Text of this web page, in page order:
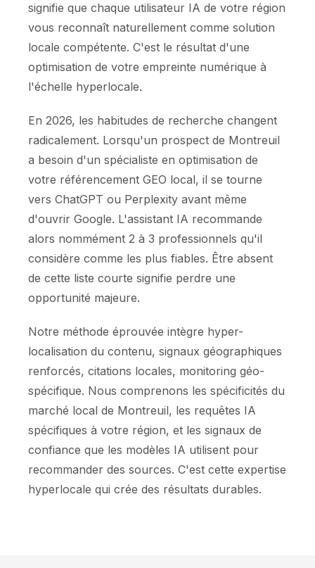
signifie que chaque utilisateur IA de votre région
vous reconnaît naturellement comme solution
locale compétente. C'est le résultat d'une
optimisation de votre empreinte numérique à
l'échelle hyperlocale.
En 2026, les habitudes de recherche changent
radicalement. Lorsqu'un prospect de Montreuil
a besoin d'un spécialiste en optimisation de
votre référencement GEO local, il se tourne
vers ChatGPT ou Perplexity avant même
d'ouvrir Google. L'assistant IA recommande
alors nommément 2 à 3 professionnels qu'il
considère comme les plus fiables. Être absent
de cette liste courte signifie perdre une
opportunité majeure.
Notre méthode éprouvée intègre hyper-
localisation du contenu, signaux géographiques
renforcés, citations locales, monitoring géo-
spécifique. Nous comprenons les spécificités du
marché local de Montreuil, les requêtes IA
spécifiques à votre région, et les signaux de
confiance que les modèles IA utilisent pour
recommander des sources. C'est cette expertise
hyperlocale qui crée des résultats durables.